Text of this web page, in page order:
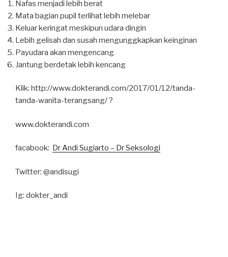
Nafas menjadi lebih berat
Mata bagian pupil terlihat lebih melebar
Keluar keringat meskipun udara dingin
Lebih gelisah dan susah mengunggkapkan keinginan
Payudara akan mengencang
Jantung berdetak lebih kencang
Klik: http://www.dokterandi.com/2017/01/12/tanda-
tanda-wanita-terangsang/?
www.dokterandi.com
facabook: Dr Andi Sugiarto – Dr Seksologi
Twitter: @andisugi
Ig: dokter_andi